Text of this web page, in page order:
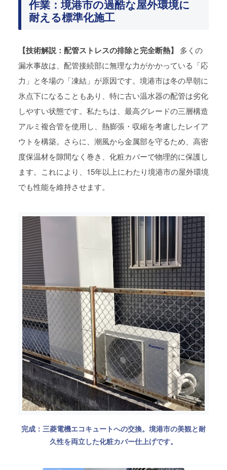
作業：境港市の過酷な屋外環境に
耐える標準化施工
【技術解説：配管ストレスの排除と完全断熱】
多くの
漏水事故は、配管接続部に無理な力がかかっている「応
力」と冬場の「凍結」が原因です。境港市は冬の早朝に
氷点下になることもあり、特に古い温水器の配管は劣化
しやすい状態です。私たちは、最高グレードの三層構造
アルミ複合管を使用し、熱膨張・収縮を考慮したレイア
ウトを構築。さらに、潮風から金属部を守るため、高密
度保温材を隙間なく巻き、化粧カバーで物理的に保護し
ます。これにより、15年以上にわたり境港市の屋外環境
でも性能を維持させます。
完成：三菱電機エコキュートへの交換。境港市の美観と耐
久性を両立した化粧カバー仕上げです。